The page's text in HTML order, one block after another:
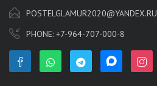
POSTELGLAMUR2020@YANDEX.RU
PHONE: +7-964-707-000-8